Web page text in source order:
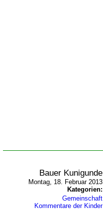
Bauer Kunigunde
Montag, 18. Februar 2013
Kategorien:
Gemeinschaft
Kommentare der Kinder